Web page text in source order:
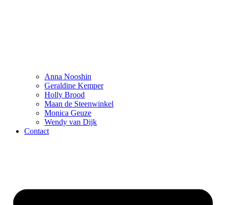
Anna Nooshin
Geraldine Kemper
Holly Brood
Maan de Steenwinkel
Monica Geuze
Wendy van Dijk
Contact